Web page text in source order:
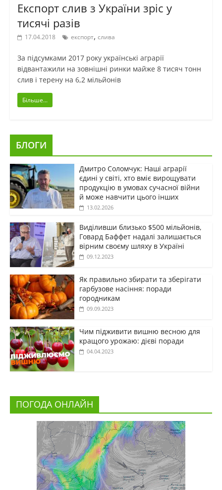
Експорт слив з України зріс у
тисячі разів
17.04.2018 експорт, слива
За підсумками 2017 року українські аграрії
відвантажили на зовнішні ринки майже 8 тисяч тонн
слив і терену на 6,2 мільйонів
Більше...
БЛОГИ
Дмитро Соломчук: Наші аграрії
єдині у світі, хто вміє вирощувати
продукцію в умовах сучасної війни
й може навчити цього інших
13.02.2026
Виділивши близько $500 мільйонів,
Говард Баффет надалі залишається
вірним своєму шляху в Україні
09.12.2023
Як правильно збирати та зберігати
гарбузове насіння: поради
городникам
09.09.2023
Чим підживити вишню весною для
кращого урожаю: дієві поради
04.04.2023
ПОГОДА ОНЛАЙН